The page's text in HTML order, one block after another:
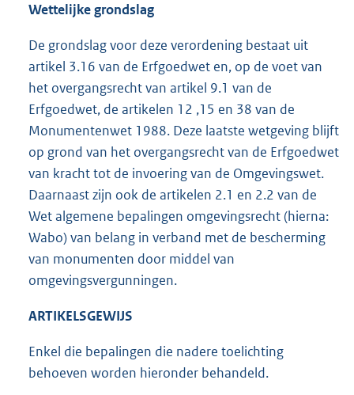
Wettelijke grondslag
De grondslag voor deze verordening bestaat uit
artikel 3.16 van de Erfgoedwet en, op de voet van
het overgangsrecht van artikel 9.1 van de
Erfgoedwet, de artikelen 12 ,15 en 38 van de
Monumentenwet 1988. Deze laatste wetgeving blijft
op grond van het overgangsrecht van de Erfgoedwet
van kracht tot de invoering van de Omgevingswet.
Daarnaast zijn ook de artikelen 2.1 en 2.2 van de
Wet algemene bepalingen omgevingsrecht (hierna:
Wabo) van belang in verband met de bescherming
van monumenten door middel van
omgevingsvergunningen.
ARTIKELSGEWIJS
Enkel die bepalingen die nadere toelichting
behoeven worden hieronder behandeld.